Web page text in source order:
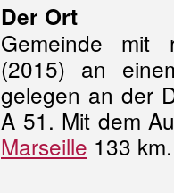
Der Ort
Gemeinde mit
(2015) an
gelegen an der
A 51. Mit dem
Marseille 133